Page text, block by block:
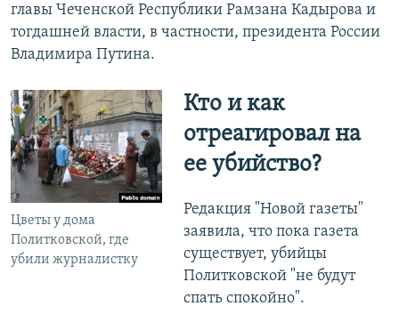
главы Чеченской Республики Рамзана Кадырова и
тогдашней власти, в частности, президента России
Владимира Путина.
Цветы у дома
Политковской, где
убили журналистку
Кто и как
отреагировал на
ее убийство?
Редакция "Новой газеты"
заявила, что пока газета
существует, убийцы
Политковской "не будут
спать спокойно".